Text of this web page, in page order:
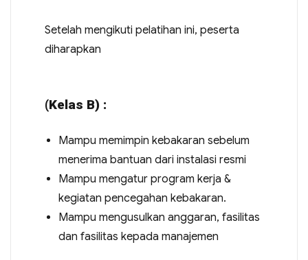
Setelah mengikuti pelatihan ini, peserta
diharapkan
(Kelas B) :
Mampu memimpin kebakaran sebelum
menerima bantuan dari instalasi resmi
Mampu mengatur program kerja &
kegiatan pencegahan kebakaran.
Mampu mengusulkan anggaran, fasilitas
dan fasilitas kepada manajemen